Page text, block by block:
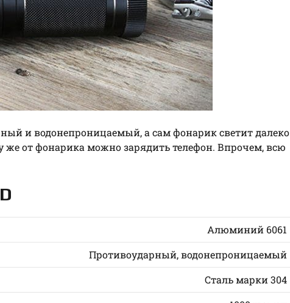
и водонепроницаемый, а сам фонарик светит далеко
от фонарика можно зарядить телефон. Впрочем, всю
Алюминий 6061
Противоударный, водонепроницаемый
Сталь марки 304